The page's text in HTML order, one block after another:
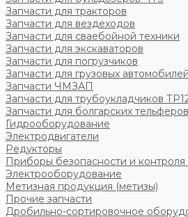
Запчасти для тракторов
Запчасти для вездеходов
Запчасти для сваебойной техники
Запчасти для экскаваторов
Запчасти для погрузчиков
Запчасти для грузовых автомобилей
Запчасти ЧМЗАП
Запчасти для трубоукладчиков
Запчасти для болгарских тельферов
Гидрооборудование
Электродвигатели
Редукторы
Приборы безопасности и контроля
Электрооборудование
Метизная продукция (метизы)
Прочие запчасти
Дробильно-сортировочное